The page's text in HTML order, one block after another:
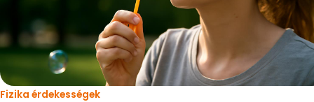
Fizika érdekességek